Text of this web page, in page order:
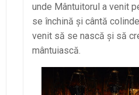
unde Mântuitorul a venit
se închină şi cântă
venit să se nască şi să
mântuiască.